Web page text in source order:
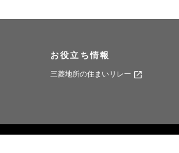
お役立ち情報
三菱地所の住まいリレー